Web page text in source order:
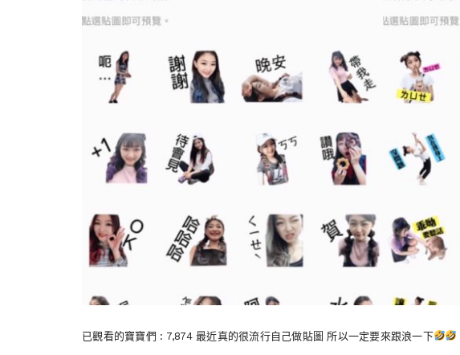
已觀看的寶寶們 : 7,874 最近真的很流行自己做貼圖 所以一定要來跟浪一下